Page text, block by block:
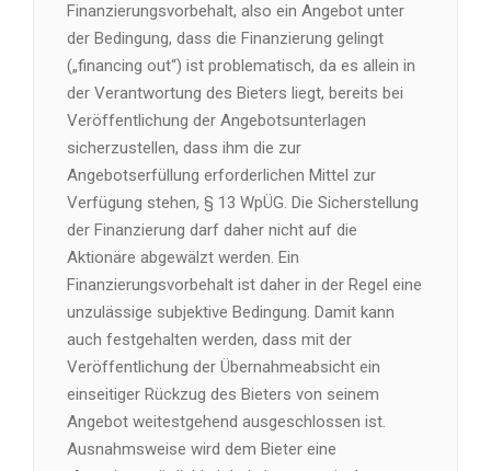
Finanzierungsvorbehalt, also ein Angebot unter
der Bedingung, dass die Finanzierung gelingt
(„financing out“) ist problematisch, da es allein in
der Verantwortung des Bieters liegt, bereits bei
Veröffentlichung der Angebotsunterlagen
sicherzustellen, dass ihm die zur
Angebotserfüllung erforderlichen Mittel zur
Verfügung stehen, § 13 WpÜG. Die Sicherstellung
der Finanzierung darf daher nicht auf die
Aktionäre abgewälzt werden. Ein
Finanzierungsvorbehalt ist daher in der Regel eine
unzulässige subjektive Bedingung. Damit kann
auch festgehalten werden, dass mit der
Veröffentlichung der Übernahmeabsicht ein
einseitiger Rückzug des Bieters von seinem
Angebot weitestgehend ausgeschlossen ist.
Ausnahmsweise wird dem Bieter eine